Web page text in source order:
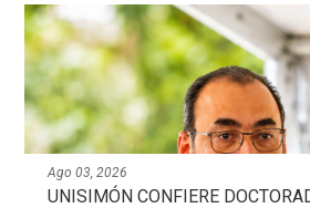
Ago 03, 2026
UNISIMÓN CONFIERE